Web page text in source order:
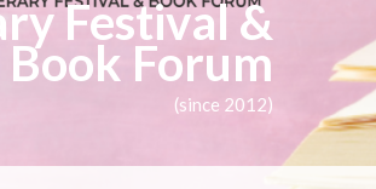
Festival &
Book Forum
(since 2012)